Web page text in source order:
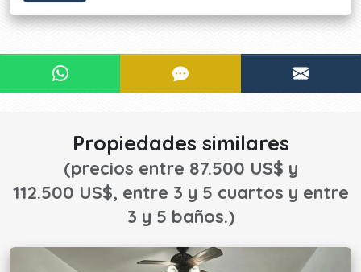
¿Le interesa?
¡CONTACTE AHORA!
CONTACTAR POR WHATSAPP
CONTACTAR POR SMS
Propiedades similares
(precios entre 87.500 US$ y
112.500 US$, entre 3 y 5 cuartos y entre
3 y 5 baños.)